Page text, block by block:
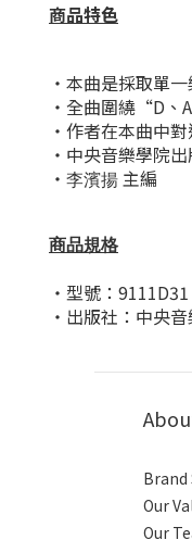
商品特色
・本曲是採取單
・全曲圍繞“D、
・作者在本曲中
・中央音樂學院出
・ 李濱揚 主編
商品規格
・型號：9111D31
・出版社：中央
Brand
Our
Our